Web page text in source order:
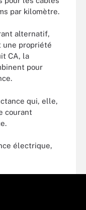
par kilomètre.
alternatif,
une propriété
CA, la
pour
qui, elle,
courant
électrique,